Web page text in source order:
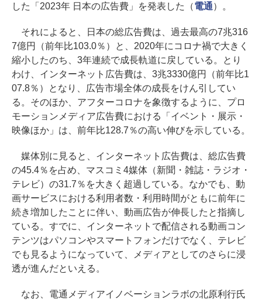
した「2023年 日本の広告費」を発表した（電通）。
それによると、日本の総広告費は、過去最高の7兆316
7億円（前年比103.0％）と、2020年にコロナ禍で大きく
縮小したのち、3年連続で成長軌道に戻している。とり
わけ、インターネット広告費は、3兆3330億円（前年比1
07.8％）となり、広告市場全体の成長をけん引してい
る。そのほか、アフターコロナを象徴するように、プロ
モーションメディア広告費における「イベント・展示・
映像ほか」は、前年比128.7％の高い伸びを示している。
媒体別に見ると、インターネット広告費は、総広告費
の45.4％を占め、マスコミ4媒体（新聞・雑誌・ラジオ・
テレビ）の31.7％を大きく超過している。なかでも、動
画サービスにおける利用者数・利用時間がともに前年に
続き増加したことに伴い、動画広告が伸長したと指摘し
ている。すでに、インターネットで配信される動画コン
テンツはパソコンやスマートフォンだけでなく、テレビ
でも見るようになっていて、メディアとしてのさらに浸
透が進んだといえる。
なお、電通メディアイノベーションラボの北原利行氏